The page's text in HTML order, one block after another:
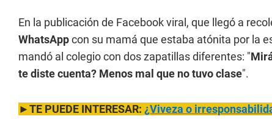
En la publicación de Facebook viral, que llegó a
WhatsAppcon su mamá que estaba atónita por la
mandó al colegio con dos zapatillas diferentes: "
te diste cuenta? Menos mal que no tuvo clase".
►TE PUEDE INTERESAR: ¿Viveza o